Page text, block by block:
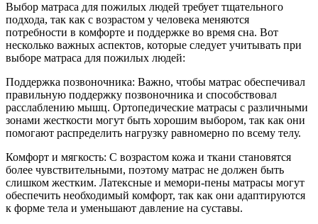
Выбор матраса для пожилых людей требует тщательного
подхода, так как с возрастом у человека меняются
потребности в комфорте и поддержке во время сна. Вот
несколько важных аспектов, которые следует учитывать при
выборе матраса для пожилых людей:
Поддержка позвоночника: Важно, чтобы матрас обеспечивал
правильную поддержку позвоночника и способствовал
расслаблению мышц. Ортопедические матрасы с различными
зонами жесткости могут быть хорошим выбором, так как они
помогают распределить нагрузку равномерно по всему телу.
Комфорт и мягкость: С возрастом кожа и ткани становятся
более чувствительными, поэтому матрас не должен быть
слишком жестким. Латексные и мемори-пены матрасы могут
обеспечить необходимый комфорт, так как они адаптируются
к форме тела и уменьшают давление на суставы.